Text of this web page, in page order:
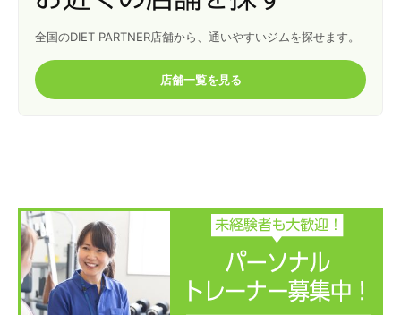
全国のDIET PARTNER店舗から、通いやすいジムを探せます。
店舗一覧を見る